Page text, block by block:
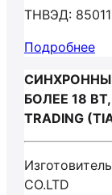
ТНВЭД:
Подробнее
БОЛЕЕ 18
TRADING
CO.LTD